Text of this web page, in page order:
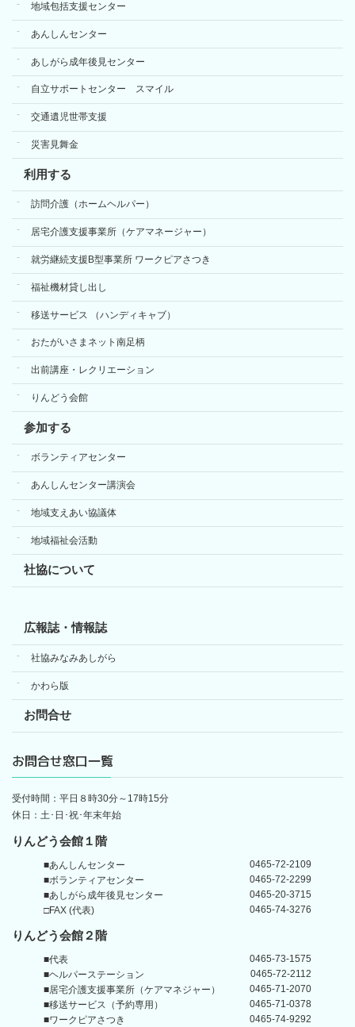
地域包括支援センター
あんしんセンター
あしがら成年後見センター
自立サポートセンター スマイル
交通遺児世帯支援
災害見舞金
利用する
訪問介護（ホームヘルパー）
居宅介護支援事業所（ケアマネージャー）
就労継続支援B型事業所 ワークピアさつき
福祉機材貸し出し
移送サービス （ハンディキャブ）
おたがいさまネット南足柄
出前講座・レクリエーション
りんどう会館
参加する
ボランティアセンター
あんしんセンター講演会
地域支えあい協議体
地域福祉会活動
社協について
広報誌・情報誌
社協みなみあしがら
かわら版
お問合せ
お問合せ窓口一覧
受付時間：平日８時30分～17時15分
休日：土･日･祝･年末年始
りんどう会館１階
■あんしんセンター
0465-72-2109
■ボランティアセンター
0465-72-2299
■あしがら成年後見センター
0465-20-3715
□FAX (代表)
0465-74-3276
りんどう会館 ２階
■代表
0465-73-1575
■ヘルパーステーション
0465-72-2112
■居宅介護支援事業所 （ケアマネジャー）
0465-71-2070
■移送サービス（予約専用）
0465-71-0378
■ワークピアさつき
0465-74-9292